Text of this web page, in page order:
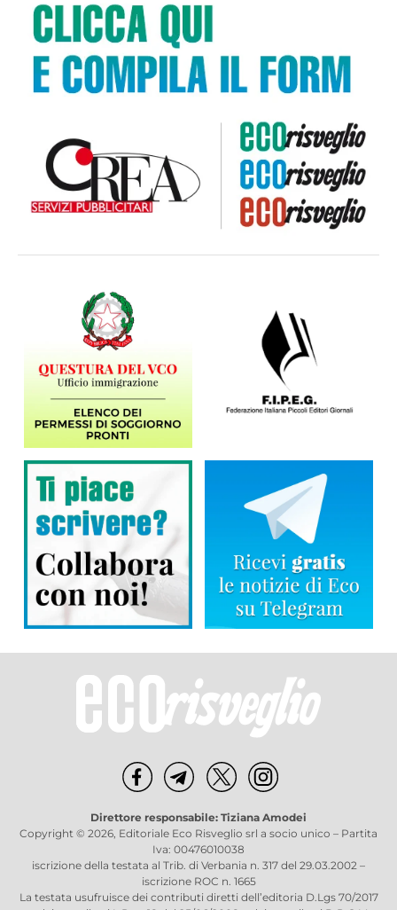
Direttore responsabile: Tiziana Amodei
Copyright © 2026, Editoriale Eco Risveglio srl a socio unico – Partita
Iva: 00476010038
iscrizione della testata al Trib. di Verbania n. 317 del 29.03.2002 –
iscrizione ROC n. 1665
La testata usufruisce dei contributi diretti dell’editoria D.Lgs 70/2017